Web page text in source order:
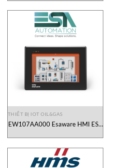
TECNOLOGIA Vietnam
THIẾT BỊ IOT OIL&GAS
EW107AA000 Esaware HMI ESA